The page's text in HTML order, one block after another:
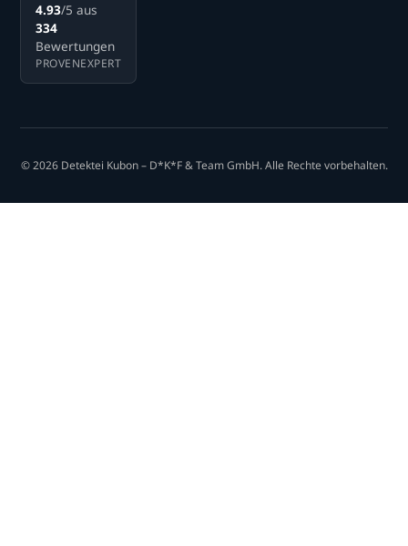
4.93/5 aus
334
Bewertungen
PROVENEXPERT
© 2026 Detektei Kubon – D*K*F & Team GmbH. Alle Rechte vorbehalten.